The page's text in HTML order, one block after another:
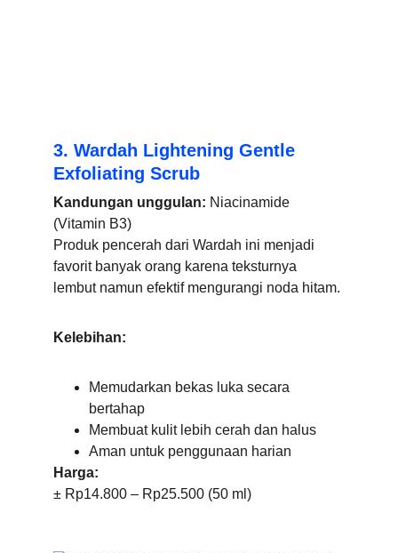
3. Wardah Lightening Gentle
Exfoliating Scrub
Kandungan unggulan: Niacinamide
(Vitamin B3)
Produk pencerah dari Wardah ini menjadi
favorit banyak orang karena teksturnya
lembut namun efektif mengurangi noda hitam.
Kelebihan:
Memudarkan bekas luka secara
bertahap
Membuat kulit lebih cerah dan halus
Aman untuk penggunaan harian
Harga:
± Rp14.800 – Rp25.500 (50 ml)